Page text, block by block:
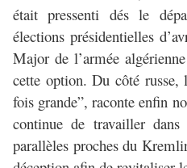
était pressenti dés le
élections présidentielles
Major de l’armée
cette option. Du côté russe,
fois grande”, raconte enfin
continue de travailler
parallèles proches du